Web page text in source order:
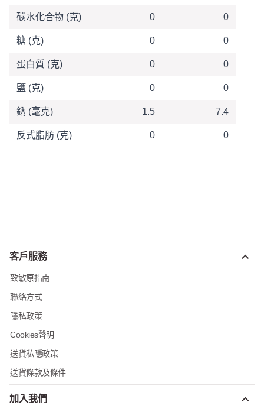
碳水化合物 (克) 0 0
糖 (克) 0 0
蛋白質 (克) 0 0
鹽 (克) 0 0
鈉 (毫克) 1.5 7.4
反式脂肪 (克) 0 0
客戶服務
致敏原指南
聯絡方式
隱私政策
Cookies聲明
送貨私隱政策
送貨條款及條件
加入我們